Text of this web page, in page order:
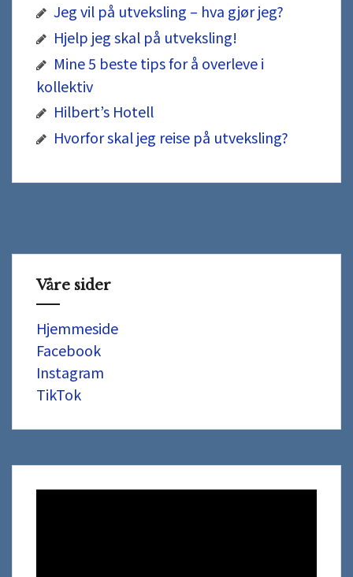
Jeg vil på utveksling – hva gjør jeg?
Hjelp jeg skal på utveksling!
Mine 5 beste tips for å overleve i
kollektiv
Hilbert’s Hotell
Hvorfor skal jeg reise på utveksling?
Våre sider
Hjemmeside
Facebook
Instagram
TikTok